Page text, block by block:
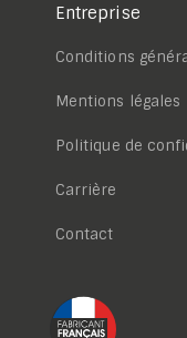
Entreprise
Conditions
Mentions légales
Politique de
Carrière
Contact